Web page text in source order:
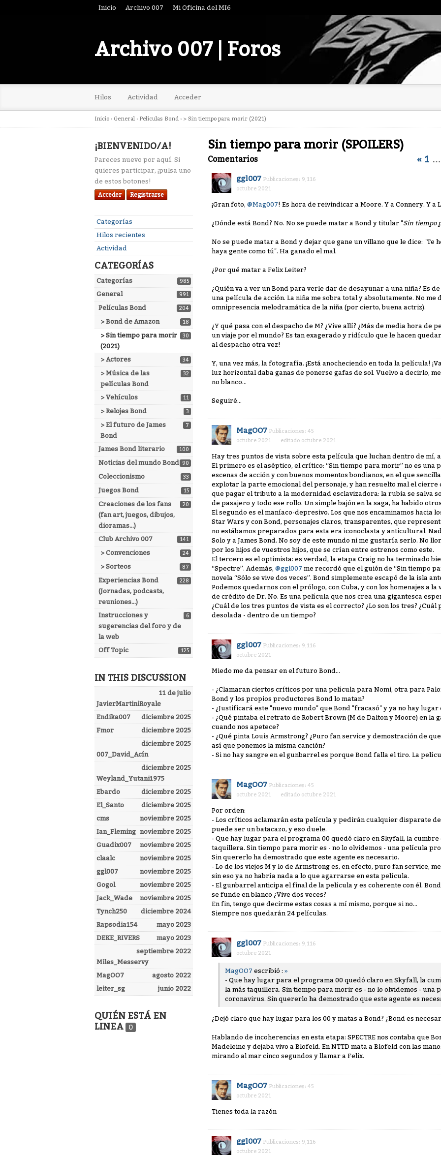
Inicio Archivo 007 Mi Oficina del MI6
Archivo 007 | Foros
Hilos Actividad Acceder
Inicio › General › Películas Bond › > Sin tiempo para morir (2021)
¡BIENVENIDO/A!
Pareces nuevo por aquí. Si
quieres participar, ¡pulsa uno
de estos botones!
Acceder Registrarse
Enlaces
rápidos
Categorías
Hilos recientes
Actividad
CATEGORÍAS
985
Categorías
991
General
204
Películas Bond
18
> Bond de Amazon
30
> Sin tiempo para morir
(2021)
34
> Actores
32
> Música de las
películas Bond
11
> Vehículos
3
> Relojes Bond
7
> El futuro de James
Bond
100
James Bond literario
90
Noticias del mundo Bond
33
Coleccionismo
15
Juegos Bond
20
Creaciones de los fans
(fan art, juegos, dibujos,
dioramas...)
141
Club Archivo 007
24
> Convenciones
87
> Sorteos
228
Experiencias Bond
(Jornadas, podcasts,
reuniones...)
6
Instrucciones y
sugerencias del foro y de
la web
125
Off Topic
IN THIS DISCUSSION
11 de julio
JavierMartiniRoyale
diciembre 2025
Endika007
diciembre 2025
Fmor
diciembre 2025
007_David_Acín
diciembre 2025
Weyland_Yutani1975
diciembre 2025
Ebardo
diciembre 2025
El_Santo
noviembre 2025
cms
noviembre 2025
Ian_Fleming
noviembre 2025
Guadix007
noviembre 2025
claalc
noviembre 2025
ggl007
noviembre 2025
Gogol
noviembre 2025
Jack_Wade
diciembre 2024
Tynch250
mayo 2023
Rapsodia154
mayo 2023
DEKE_RIVERS
septiembre 2022
Miles_Messervy
agosto 2022
MagOO7
junio 2022
leiter_sg
QUIÉN ESTÁ EN
LINEA
0
Sin tiempo para morir (SPOILERS)
« 1 …
Comentarios
ggl007 Publicaciones: 9,116
octubre 2021
¡Gran foto, @Mag007! Es hora de reivindicar a Moore. Y a Connery. Y a
¿Dónde está Bond? No. No se puede matar a Bond y titular "Sin tiempo
No se puede matar a Bond y dejar que gane un villano que le dice: "Te
haya gente como tú". Ha ganado el mal.
¿Por qué matar a Felix Leiter?
¿Quién va a ver un Bond para verle dar de desayunar a una niña? Es
una película de acción. La niña me sobra total y absolutamente. No
omnipresencia melodramática de la niña (por cierto, buena actriz).
¿Y qué pasa con el despacho de M? ¿Vive allí? ¿Más de media hora de
un viaje por el mundo? Es tan exagerado y ridículo que le hacen
al despacho otra vez!
Y, una vez más, la fotografía. ¡Está anocheciendo en toda la película!
luz horizontal daba ganas de ponerse gafas de sol. Vuelvo a decirlo,
no blanco...
Seguiré...
MagOO7 Publicaciones: 45
octubre 2021
editado octubre 2021
Hay tres puntos de vista sobre esta película que luchan dentro de mí,
El primero es el aséptico, el crítico: “Sin tiempo para morir” no es una
escenas de acción y con buenos momentos bondianos, en el que
explotar la parte emocional del personaje, y han resuelto mal el cierre
que pagar el tributo a la modernidad esclavizadora: la rubia se salva
de pasajero y todo ese rollo. Un simple bajón en la saga, ha habido
El segundo es el maníaco-depresivo. Los que nos encaminamos hacia
Star Wars y con Bond, personajes claros, transparentes, que
no estábamos preparados para esta era iconoclasta y anticultural.
Solo y a James Bond. No soy de este mundo ni me gustaría serlo. No
por los hijos de vuestros hijos, que se crían entre estrenos como este.
El tercero es el optimista: es verdad, la etapa Craig no ha terminado
“Spectre”. Además, @ggl007 me recordó que el guión de “Sin tiempo
novela “Sólo se vive dos veces”. Bond simplemente escapó de la isla
Podemos quedarnos con el prólogo, con Cuba, y con los homenajes a
de crédito de Dr. No. Es una película que nos crea una gigantesca
¿Cuál de los tres puntos de vista es el correcto? ¿Lo son los tres?
desolada - dentro de un tiempo?
ggl007 Publicaciones: 9,116
octubre 2021
Miedo me da pensar en el futuro Bond...
- ¿Clamaran ciertos críticos por una película para Nomi, otra para
Bond y los propios productores Bond lo matan?
- ¿Justificará este "nuevo mundo" que Bond "fracasó" y ya no hay lugar
- ¿Qué pintaba el retrato de Robert Brown (M de Dalton y Moore) en la
cuando nos apetece?
- ¿Qué pinta Louis Armstrong? ¿Puro fan service y demostración de
así que ponemos la misma canción?
- Si no hay sangre en el gunbarrel es porque Bond falla el tiro. La
MagOO7 Publicaciones: 45
octubre 2021
editado octubre 2021
Por orden:
- Los críticos aclamarán esta película y pedirán cualquier disparate
puede ser un batacazo, y eso duele.
- Que hay lugar para el programa 00 quedó claro en Skyfall, la cumbre
taquillera. Sin tiempo para morir es - no lo olvidemos - una película
Sin quererlo ha demostrado que este agente es necesario.
- Lo de los viejos M y lo de Armstrong es, en efecto, puro fan service,
sin eso ya no habría nada a lo que agarrarse en esta película.
- El gunbarrel anticipa el final de la película y es coherente con él.
se funde en blanco ¿Vive dos veces?
En fin, tengo que decirme estas cosas a mí mismo, porque si no...
Siempre nos quedarán 24 películas.
ggl007 Publicaciones: 9,116
octubre 2021
MagOO7 escribió : »
- Que hay lugar para el programa 00 quedó claro en Skyfall, la
la más taquillera. Sin tiempo para morir es - no lo olvidemos -
coronavirus. Sin quererlo ha demostrado que este agente es
¿Dejó claro que hay lugar para los 00 y matas a Bond? ¿Bond es
Hablando de incoherencias en esta etapa: SPECTRE nos contaba que
Madeleine y dejaba vivo a Blofeld. En NTTD mata a Blofeld con las
mirando al mar cinco segundos y llamar a Felix.
MagOO7 Publicaciones: 45
octubre 2021
Tienes toda la razón
ggl007 Publicaciones: 9,116
octubre 2021